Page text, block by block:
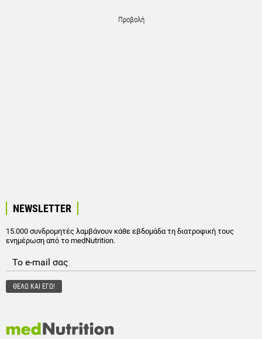
Προβολή
NEWSLETTER
15.000 συνδρομητές λαμβάνουν κάθε εβδομάδα τη διατροφική τους
ενημέρωση από το medNutrition.